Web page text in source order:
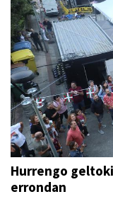
Hurrengo
errondan